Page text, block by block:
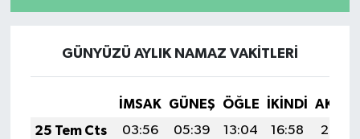
GÜNYÜZÜ AYLIK NAMAZ VAKITLERI
İMSAK GÜNEŞ ÖĞLE İKINDI
25 Tem Cts
03:56 05:39 13:04 16:58
20:20